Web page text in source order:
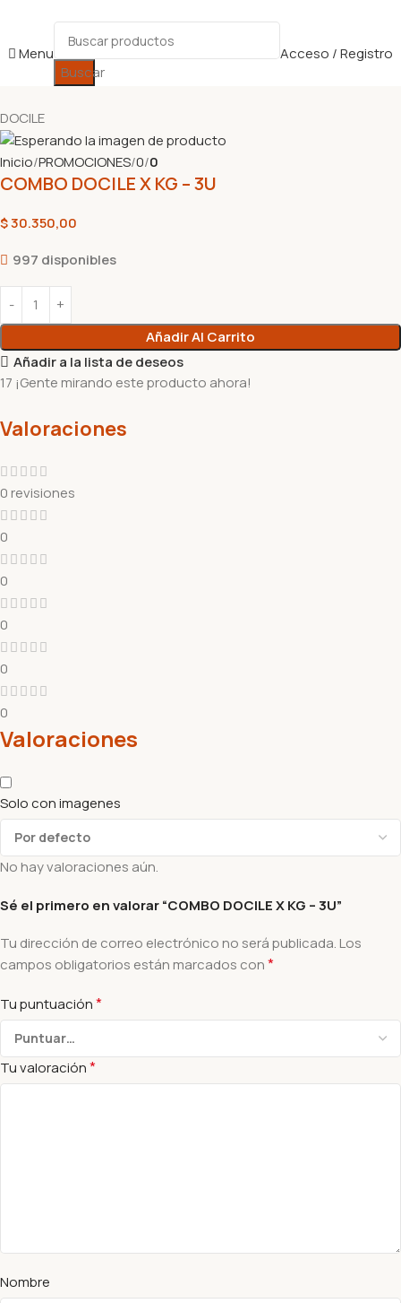
Menu
Buscar
Acceso / Registro
DOCILE
Inicio PROMOCIONES 0 0
COMBO DOCILE X KG – 3U
$30.350,00
997 disponibles
Añadir Al Carrito
Añadir a la lista de deseos
17 ¡Gente mirando este producto ahora!
Valoraciones
0 revisiones
0
0
0
0
0
Valoraciones
Solo con imagenes
No hay valoraciones aún.
Sé el primero en valorar “COMBO DOCILE X KG – 3U”
Tu dirección de correo electrónico no será publicada. Los
campos obligatorios están marcados con*
Tu puntuación*
Tu valoración*
Nombre